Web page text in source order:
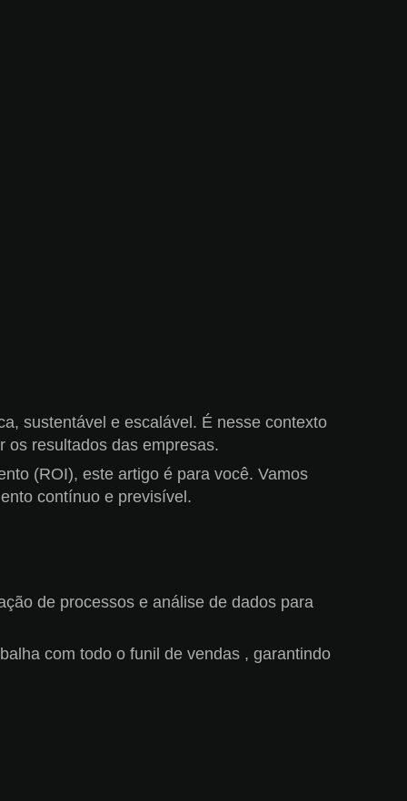
sustentável e escalável. É nesse contexto
os resultados das empresas.
(ROI), este artigo é para você. Vamos
contínuo e previsível.
de processos e análise de dados para
com todo o funil de vendas , garantindo